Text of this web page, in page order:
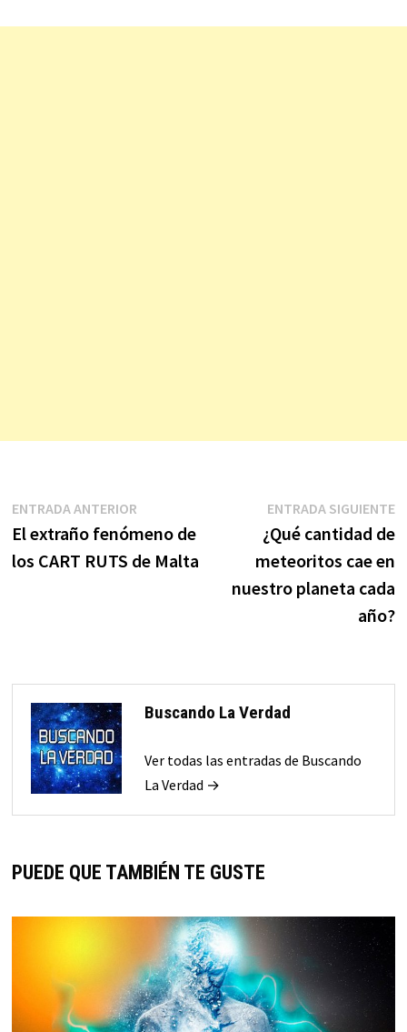
Navegación
de
ENTRADA ANTERIOREntrada
anterior:
El extraño fenómeno de
los CART RUTS de Malta
ENTRADA SIGUIENTE
¿Qué cantidad de
meteoritos cae en
nuestro planeta cada
año?
Buscando La Verdad
Ver todas las entradas de Buscando
La Verdad →
PUEDE QUE TAMBIÉN TE GUSTE